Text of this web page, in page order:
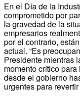
En el Día de la
comprometido por
la gravedad de la
empresarios
por el contrario,
actual. “Es
Presidente mientras
momento crítico
desde el gobierno
urgentes para